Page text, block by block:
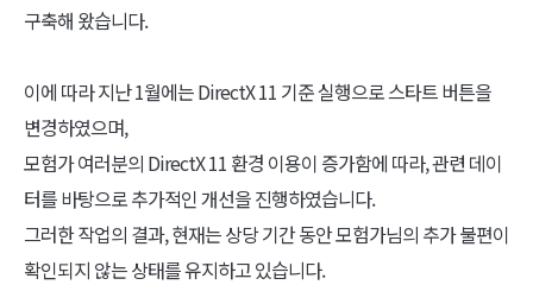
구축해 왔습니다.
이에 따라 지난 1월에는 DirectX 11 기준 실행으로 스타트 버튼을
변경하였으며,
모험가 여러분의 DirectX 11 환경 이용이 증가함에 따라, 관련 데이
터를 바탕으로 추가적인 개선을 진행하였습니다.
그러한 작업의 결과, 현재는 상당 기간 동안 모험가님의 추가 불편이
확인되지 않는 상태를 유지하고 있습니다.